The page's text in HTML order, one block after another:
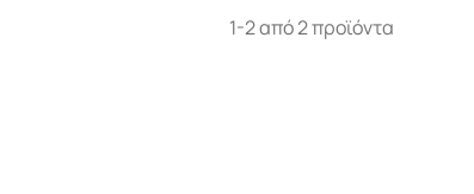
1-2 από 2 προϊόντα